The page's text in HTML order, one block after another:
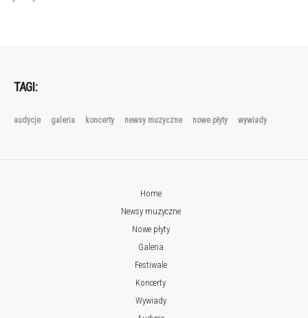
TAGI:
audycje galeria koncerty newsy muzyczne nowe płyty wywiady
Home
Newsy muzyczne
Nowe płyty
Galeria
Festiwale
Koncerty
Wywiady